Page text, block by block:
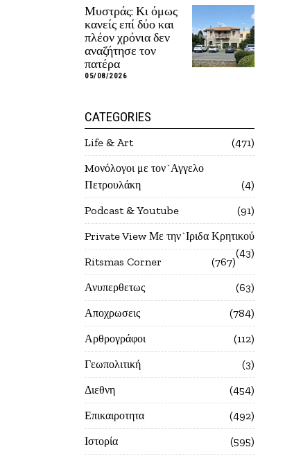
Μυστράς: Κι όμως
κανείς επί δύο και
πλέον χρόνια δεν
αναζήτησε τον
πατέρα
05/08/2026
CATEGORIES
Life & Art
471
Mονόλογοι με τον`Αγγελο
Πετρουλάκη
4
Podcast & Youtube
91
Private View Με την`Ιριδα Κρητικού
43
Ritsmas Corner
767
Ανυπερθετως
63
Αποχρωσεις
784
Αρθρογράφοι
112
Γεωπολιτική
3
Διεθνη
454
Επικαιροτητα
492
Ιστορία
595